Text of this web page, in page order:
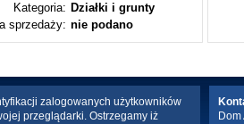
Kategoria: Działki i grunty
sprzedaży: nie podano
zalogowanych użytkowników
przeglądarki. Ostrzegamy iż